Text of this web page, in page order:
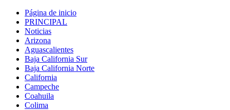
Página de inicio
PRINCIPAL
Noticias
Arizona
Aguascalientes
Baja California Sur
Baja California Norte
California
Campeche
Coahuila
Colima